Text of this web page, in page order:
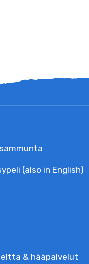
(also in English)
& hääpalvelut